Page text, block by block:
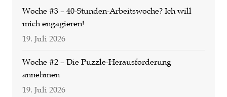
Woche #3 – 40-Stunden-Arbeitswoche? Ich will
mich engagieren!
19. Juli 2026
Woche #2 – Die Puzzle-Herausforderung
annehmen
19. Juli 2026